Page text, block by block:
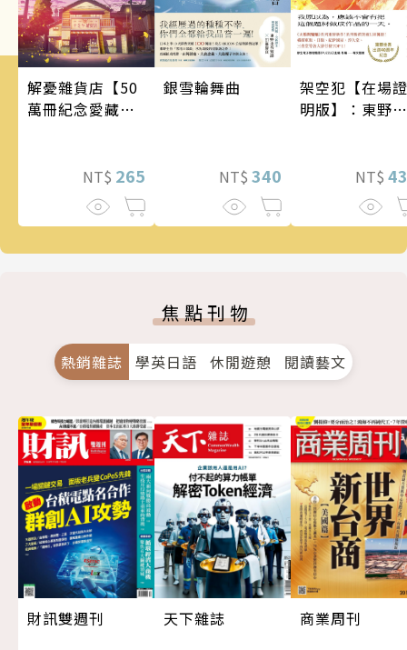
解憂雜貨店【50
萬冊紀念愛藏
NT$ 265
銀雪輪舞曲
NT$ 340
架空犯【在場證
明版】：東野圭
蝠》系列重磅新
NT$
焦點刊物
熱銷雜誌 學英日語 休閒遊憩 閱讀藝文
財訊雙週刊
天下雜誌
商業周刊